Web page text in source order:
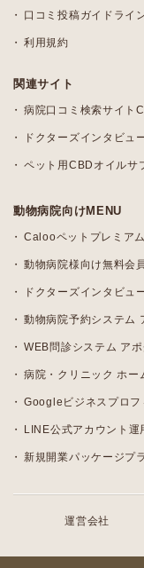
口コミ投稿ガイドライ
利用規約
関連サイト
病院口コミ検索サイト
ドクターズインタビュ
ペット用CBDオイルサ
動物病院向けMENU
Calooペットプレミア
動物病院様向け無料会
ドクターズインタビュ
動物病院予約システム
WEB問診システム ア
病院・クリニック ホー
Googleビジネスプロフ
LINE公式アカウント運
新規開業パッケージプ
運営会社